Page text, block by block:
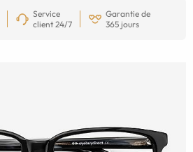
Service
client 24/7
Garantie de
365 jours